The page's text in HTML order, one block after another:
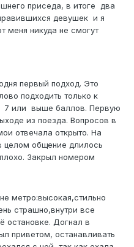
приседа, в итоге два
девушек и я
меня никуда не смогут
первый подход. Это
подходить только к
7 или выше баллов. Первую
из поезда. Вопросов в
отвечала открыто. На
целом общение длилось
Закрыл номером
метро:высокая,стильно
страшно,внутри все
остановке. Догнал в
приветом, останавливать